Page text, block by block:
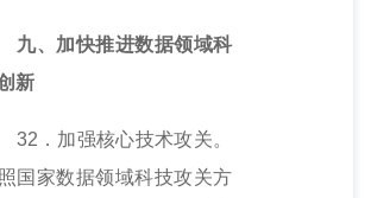
九、加快推进数据领域科
新
．加强核心技术攻关。
国家数据领域科技攻关方